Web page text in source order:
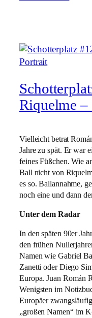
Riquelme
Vielleicht betrat
Jahre zu spät. Er war
feines Füßchen. Wie
Ball nicht von
es so. Ballannahme,
noch eine und dann
Unter dem Radar
In den späten 90er
den frühen
Namen wie Gabriel
Zanetti oder Diego
Europa. Juan Román
Wenigsten im
Europäer
„großen Namen“ im